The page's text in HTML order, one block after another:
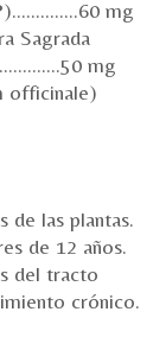
mg
Sagrada
mg
officinale)
de las plantas.
de 12 años.
del tracto
crónico.